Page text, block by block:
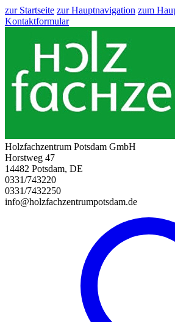
zur Startseite zur Hauptnavigation zum
Kontaktformular
Holzfachzentrum Potsdam GmbH
Horstweg 47
14482 Potsdam, DE
0331/743220
0331/7432250
info@holzfachzentrumpotsdam.de